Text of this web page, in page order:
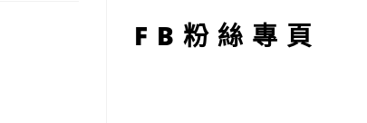
FB粉絲專頁